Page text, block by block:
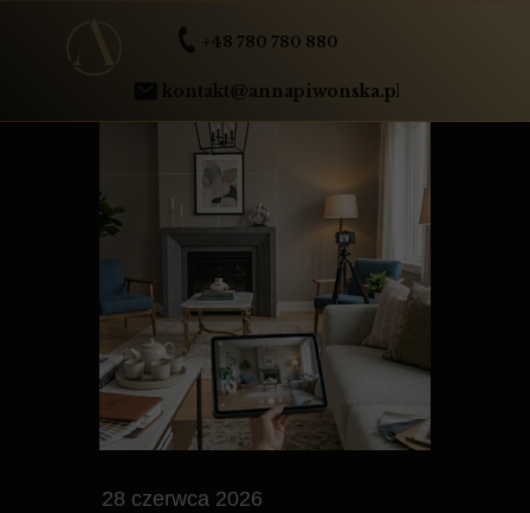
kontakt@annapiwonska.pl
+48 780 780 880
28 czerwca 2026